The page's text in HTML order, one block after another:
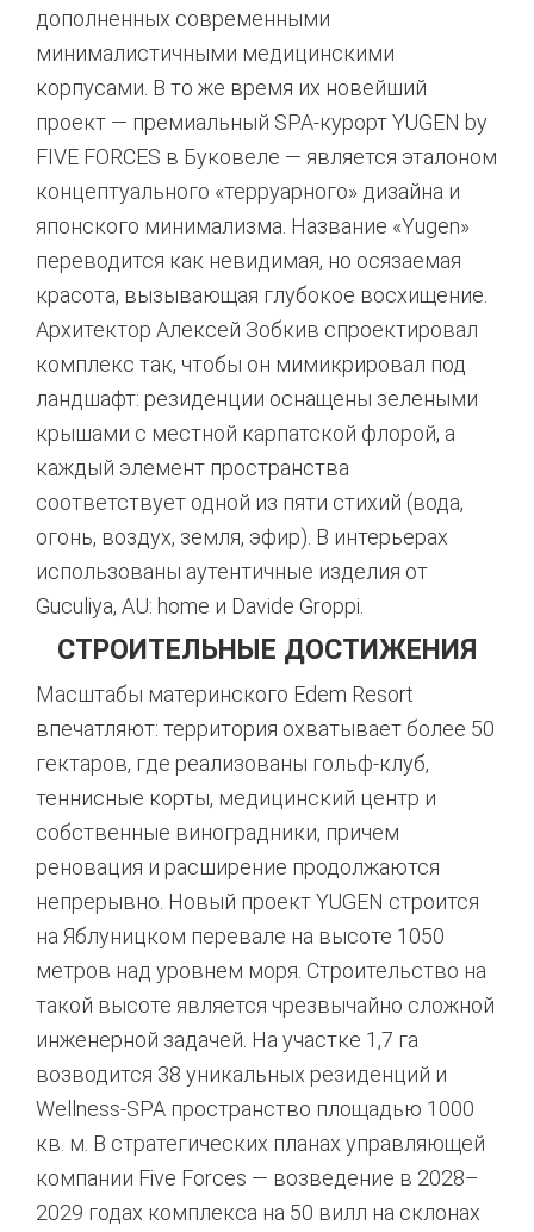
дополненных современными
минималистичными медицинскими
корпусами . В то же время их новейший
проект — премиальный SPA-курорт YUGEN by
FIVE FORCES в Буковеле — является эталоном
концептуального «терруарного» дизайна и
японского минимализма . Название «Yugen»
переводится как невидимая, но осязаемая
красота, вызывающая глубокое восхищение.
Архитектор Алексей Зобкив спроектировал
комплекс так, чтобы он мимикрировал под
ландшафт: резиденции оснащены зелеными
крышами с местной карпатской флорой, а
каждый элемент пространства
соответствует одной из пяти стихий (вода,
огонь, воздух, земля, эфир) . В интерьерах
использованы аутентичные изделия от
Guculiya, AU: home и Davide Groppi
СТРОИТЕЛЬНЫЕ ДОСТИЖЕНИЯ
Масштабы материнского Edem Resort
впечатляют: территория охватывает более 50
гектаров, где реализованы гольф-клуб,
теннисные корты, медицинский центр и
собственные виноградники, причем
реновация и расширение продолжаются
непрерывно . Новый проект YUGEN строится
на Яблуницком перевале на высоте 1050
метров над уровнем моря . Строительство на
такой высоте является чрезвычайно сложной
инженерной задачей. На участке 1,7 га
возводится 38 уникальных резиденций и
Wellness-SPA пространство площадью 1000
кв. м . В стратегических планах управляющей
компании Five Forces — возведение в 2028–
2029 годах комплекса на 50 вилл на склонах